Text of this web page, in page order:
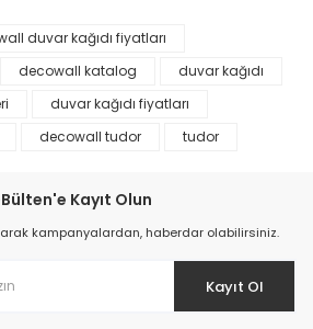
Tutkalı 500 gr
duvar kağıdı fiyatları
decowall katalog
duvar kağıdı
duvar kağıdı fiyatları
decowall tudor tudor
Kayıt Olun
kampanyalardan, haberdar olabilirsiniz.
Kayıt Ol